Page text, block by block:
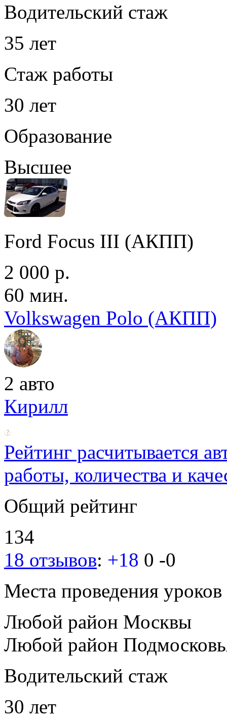
Водительский стаж
35 лет
Стаж работы
30 лет
Образование
Высшее
Ford Focus III (АКПП)
2 000 р.
60 мин.
Volkswagen Polo (АКПП)
2 авто
Кирилл
Рейтинг расчитывается
работы, количества и
Общий рейтинг
134
18 отзывов: +18 0 -0
Места проведения уроков
Любой район Москвы
Любой район
Водительский стаж
30 лет